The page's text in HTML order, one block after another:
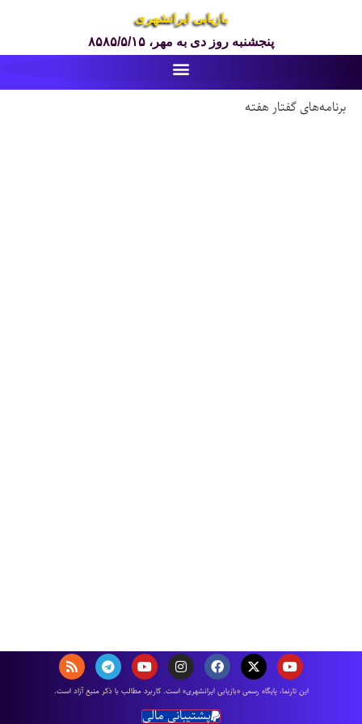
بازیابی ایرانشهری
پنجشنبه روز دی به مهر، ۸۵۸۵/۵/۱۵
برنامه‌های گفتار هفته
اين تارنما، پایگاه رسمی «بازیابی ایرانشهری» است. كاربرد مطالب با ذكر منبع آزاد است.
پشتیبانی مالی